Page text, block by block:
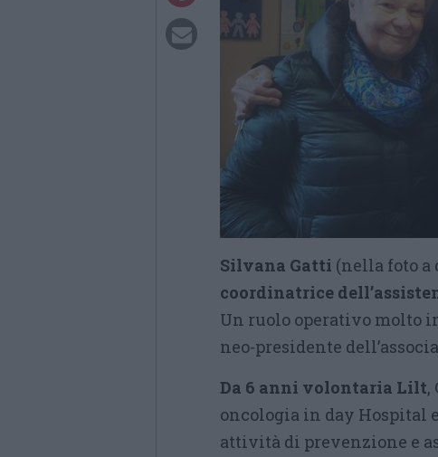
Silvana Gatti (nella foto a
coordinatrice
Un ruolo operativo molto
neo-presidente
Da 6 anni volontaria Lilt,
oncologia in day Hospital
attività di prevenzione e